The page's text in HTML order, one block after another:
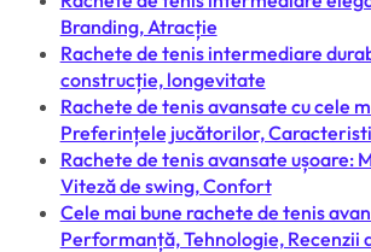
Branding, Atracție
Rachete de tenis intermediare
construcție, longevitate
Rachete de tenis avansate cu cele
Preferințele jucătorilor,
Rachete de tenis avansate ușoare:
Viteză de swing, Confort
Cele mai bune rachete de tenis
Performanță, Tehnologie, Recenzii